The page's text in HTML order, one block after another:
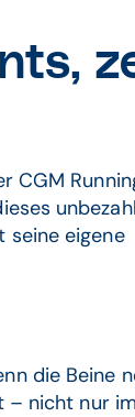
seine eigene
die Beine
– nicht nur im